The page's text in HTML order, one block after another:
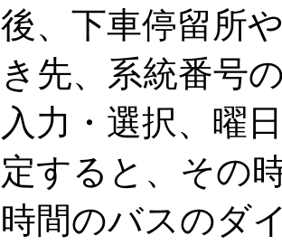
後、下車停留所
き先、系統番号
入力・選択、曜
定すると、その
時間のバスのダ